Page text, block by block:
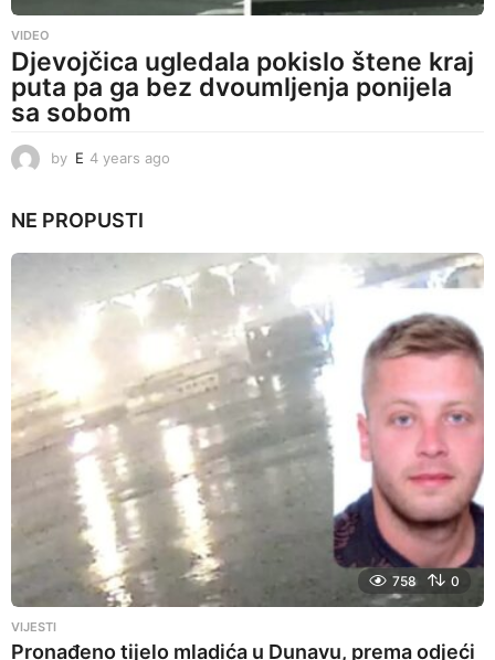
VIDEO
Djevojčica ugledala pokislo štene kraj
puta pa ga bez dvoumljenja ponijela
sa sobom
by E 4 years ago
a
o
NE PROPUSTI
758 0
VIJESTI
Pronađeno tijelo mladića u Dunavu, prema odjeći